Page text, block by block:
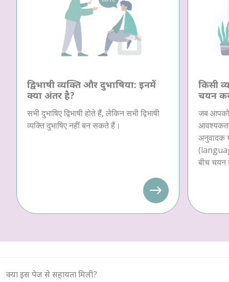
द्विभाषी व्यक्ति और दुभाषिया: इनमें
क्या अंतर है?
सभी दुभाषिए द्विभाषी होते हैं, लेकिन सभी द्विभाषी
व्यक्ति दुभाषिए नहीं बन सकते हैं।
किसी
चयन
जब आपको
अनुवादक
बीच
क्या इस पेज से सहायता मिली?